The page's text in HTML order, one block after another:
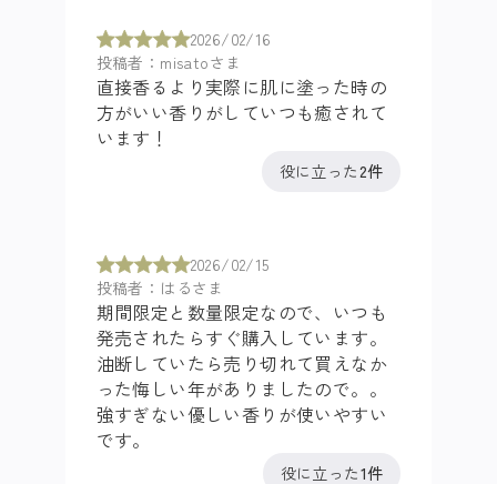
2026/02/16
投稿者：misatoさま
直接香るより実際に肌に塗った時の
方がいい香りがしていつも癒されて
います！
役に立った2件
2026/02/15
投稿者：はるさま
期間限定と数量限定なので、いつも
発売されたらすぐ購入しています。
油断していたら売り切れて買えなか
った悔しい年がありましたので。。
強すぎない優しい香りが使いやすい
です。
役に立った1件